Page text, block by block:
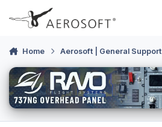
Skip to content
Home Aerosoft | General Support